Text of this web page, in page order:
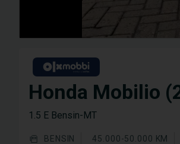
Honda Mobilio
1.5 E Bensin-MT
BENSIN 45.000-50.000 KM